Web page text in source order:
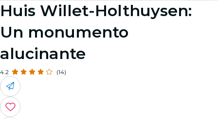
Huis Willet-Holthuysen:
Un monumento
alucinante
4.2 (14)